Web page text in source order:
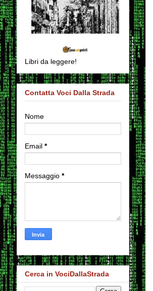
Libri da leggere!
Contatta Voci Dalla Strada
Nome
Email *
Messaggio *
Cerca in VociDallaStrada